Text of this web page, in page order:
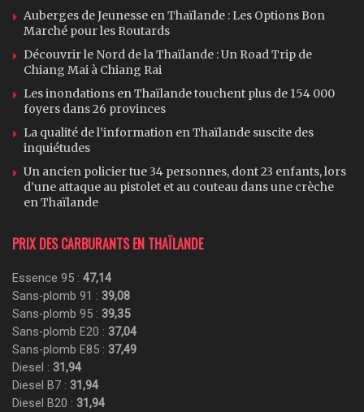
Auberges de Jeunesse en Thaïlande : Les Options Bon
Marché pour les Routards
Découvrir le Nord de la Thaïlande : Un Road Trip de
Chiang Mai à Chiang Rai
Les inondations en Thaïlande touchent plus de 154 000
foyers dans 26 provinces
La qualité de l’information en Thaïlande suscite des
inquiétudes
Un ancien policier tue 34 personnes, dont 23 enfants, lors
d’une attaque au pistolet et au couteau dans une crèche
en Thaïlande
PRIX DES CARBURANTS EN THAÏLANDE
Essence 95 : 47,14
Sans-plomb 91 : 39,08
Sans-plomb 95 : 39,35
Sans-plomb E20 : 37,04
Sans-plomb E85 : 37,49
Diesel : 31,94
Diesel B7 : 31,94
Diesel B20 : 31,94